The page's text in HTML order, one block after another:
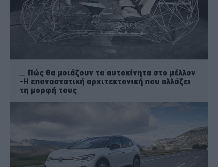
Πώς θα μοιάζουν τα αυτοκίνητα στο μέλλον
-Η επαναστατική αρχιτεκτονική που αλλάζει
τη μορφή τους